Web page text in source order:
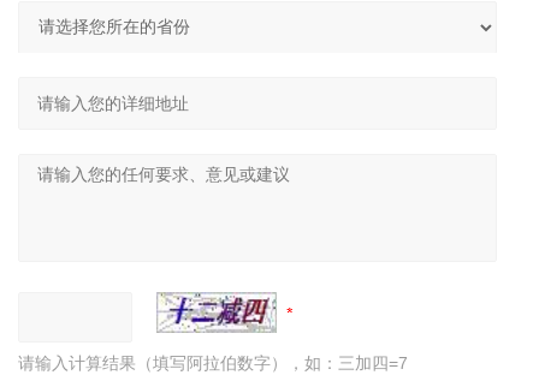
请输入计算结果（填写阿拉伯数字），如：三加四=7